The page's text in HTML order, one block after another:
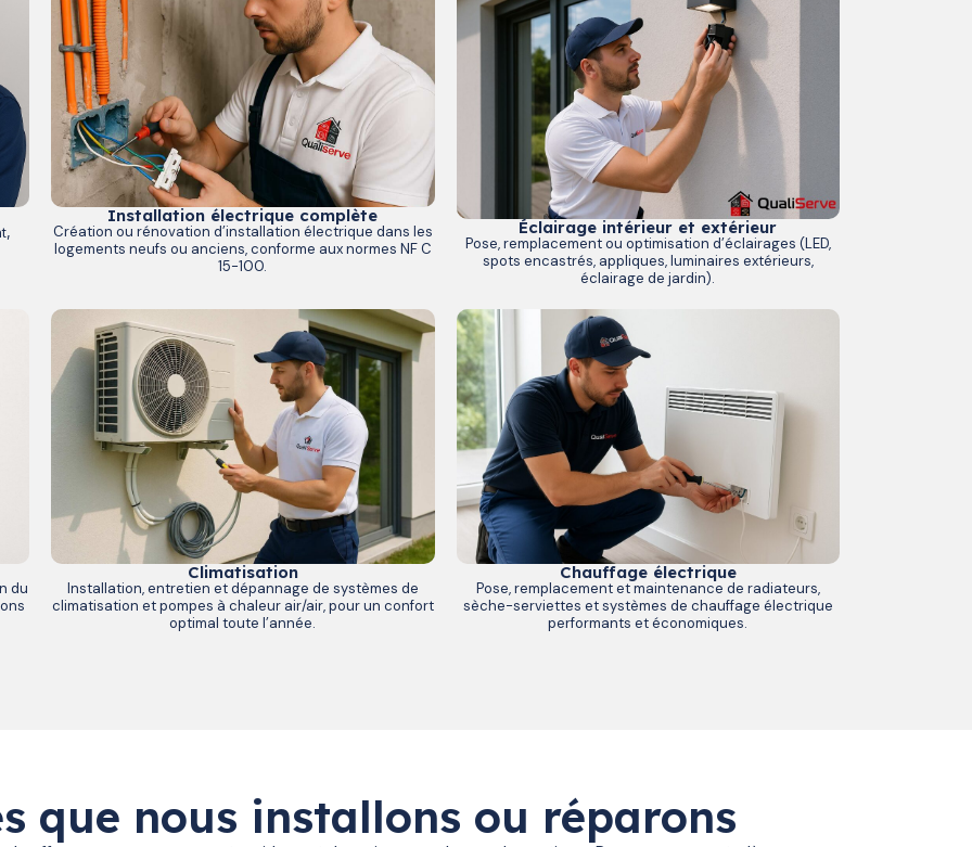
Installation électrique complète
Création ou rénovation d’installation électrique dans les
logements neufs ou anciens, conforme aux normes NF C
15-100.
Éclairage intérieur et extérieur
Pose, remplacement ou optimisation d’éclairages (LED,
spots encastrés, appliques, luminaires extérieurs,
éclairage de jardin).
du
Climatisation
Installation, entretien et dépannage de systèmes de
climatisation et pompes à chaleur air/air, pour un confort
optimal toute l’année.
Chauffage électrique
Pose, remplacement et maintenance de radiateurs,
sèche-serviettes et systèmes de chauffage électrique
performants et économiques.
que nous installons ou réparons